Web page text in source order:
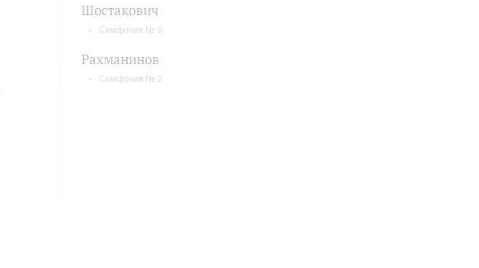
Шостакович
Симфония № 9
Рахманинов
Симфония № 2